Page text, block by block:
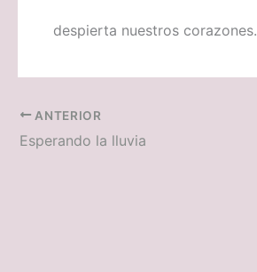
despierta nuestros corazones.
ANTERIOR
Esperando la lluvia